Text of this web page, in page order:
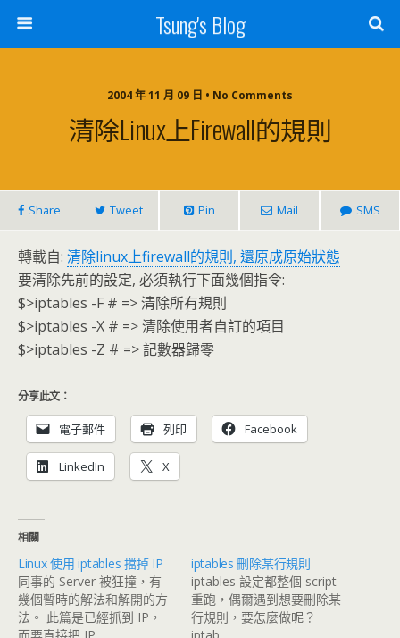
Tsung's Blog
2004 年 11 月 09 日 • No Comments
清除Linux上firewall的規則
Share Tweet Pin Mail SMS
轉載自: 清除linux上firewall的規則, 還原成原始狀態
要清除先前的設定, 必須執行下面幾個指令:
$>iptables -F # => 清除所有規則
$>iptables -X # => 清除使用者自訂的項目
$>iptables -Z # => 記數器歸零
分享此文：
電子郵件 列印 Facebook
LinkedIn X
相關
Linux 使用 iptables 擋掉 IP
同事的 Server 被狂撞，有
幾個暫時的解法和解開的方
法。 此篇是已經抓到 IP，
iptables 刪除某行規則
iptables 設定都整個 script
重跑，偶爾遇到想要刪除某
行規則，要怎麼做呢？